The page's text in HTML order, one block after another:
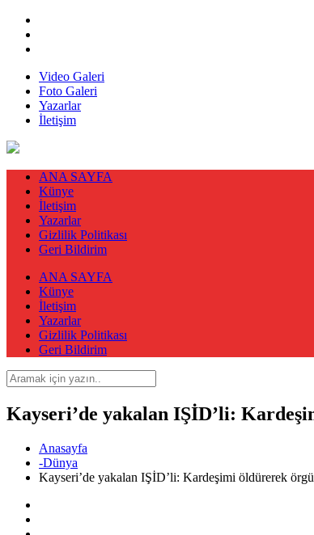
Video Galeri
Foto Galeri
Yazarlar
İletişim
ANA SAYFA
Künye
İletişim
Yazarlar
Gizlilik Politikası
Geri Bildirim
ANA SAYFA
Künye
İletişim
Yazarlar
Gizlilik Politikası
Geri Bildirim
Kayseri’de yakalan IŞİD’li:
Anasayfa
-Dünya
Kayseri’de yakalan IŞİD’li: Kardeşimi öldürerek